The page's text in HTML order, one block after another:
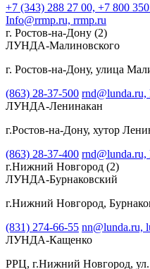
+7 (343) 288 27 00, +7 800
Info@rrmp.ru, rrmp.ru
г. Ростов-на-Дону (2)
ЛУНДА-Малиновского
г. Ростов-на-Дону, улица
(863) 28-37-500 rnd@lunda.ru,
ЛУНДА-Ленинакан
г.Ростов-на-Дону, хутор
(863) 28-37-400 rnd@lunda.ru,
г.Нижний Новгород (2)
ЛУНДА-Бурнаковский
г.Нижний Новгород,
(831) 274-66-55 nn@lunda.ru,
ЛУНДА-Кащенко
РРЦ, г.Нижний Новгород,